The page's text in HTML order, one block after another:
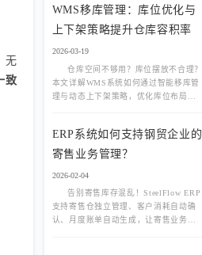
无
致
转向主动预防。
WMS移库管理：库位优化与
上下架策略提升仓库容积率
2026-03-19
仓库空间不够用？库位摆放不合理？
本文详解WMS系统如何通过智能移库管
理与动态上下架策略，优化库位布局，
ERP系统如何支持钢贸企业的
寄售业务管理？
2026-02-04
告别寄售库存混乱！SteelFlow ERP
支持寄售仓独立管理、客户消耗自动确
认、月度账单自动生成，让寄售业务清